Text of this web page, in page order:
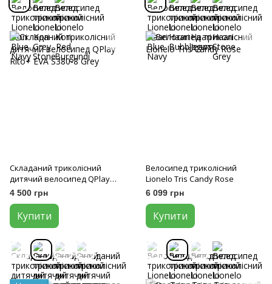
Складаний триколісний
дитячий велосипед QPlay
Rito+ EVA S380-8 Grey
4 500 грн
Купити
Велосипед триколісний
Lionelo Tris Candy Rose
6 099 грн
Купити